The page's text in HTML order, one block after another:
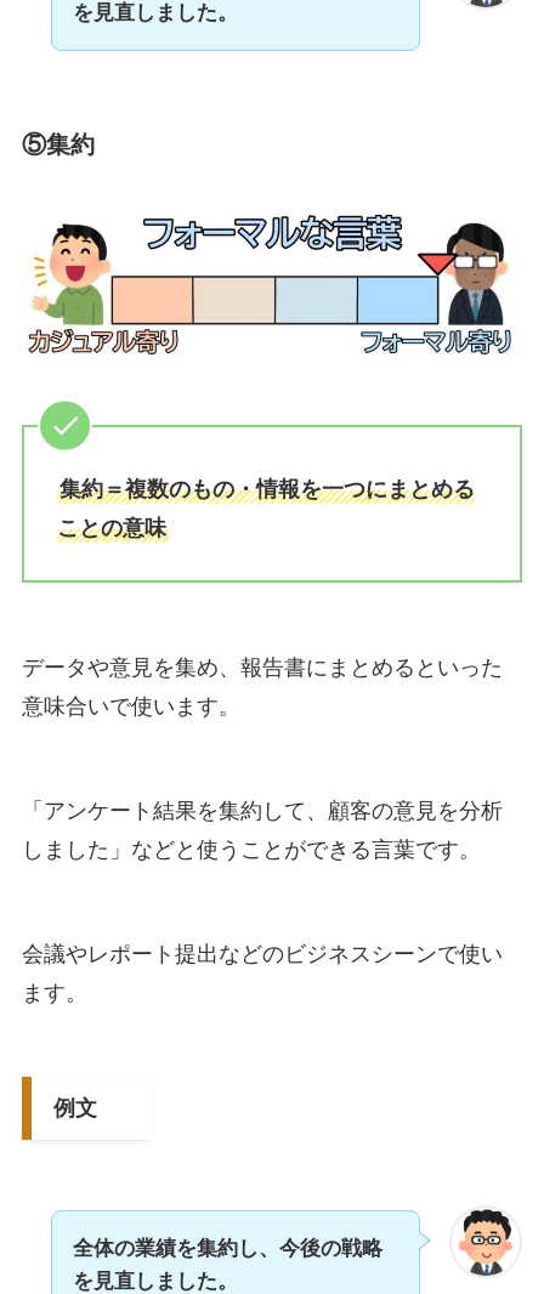
を見直しました。
⑤集約
集約＝複数のもの・情報を一つにまとめる
ことの意味
データや意見を集め、報告書にまとめるといった
意味合いで使います。
「アンケート結果を集約して、顧客の意見を分析
しました」などと使うことができる言葉です。
会議やレポート提出などのビジネスシーンで使い
ます。
例文
全体の業績を集約し、今後の戦略
を見直しました。